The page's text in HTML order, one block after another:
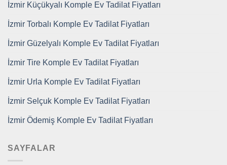
İzmir Küçükyalı Komple Ev Tadilat Fiyatları
İzmir Torbalı Komple Ev Tadilat Fiyatları
İzmir Güzelyalı Komple Ev Tadilat Fiyatları
İzmir Tire Komple Ev Tadilat Fiyatları
İzmir Urla Komple Ev Tadilat Fiyatları
İzmir Selçuk Komple Ev Tadilat Fiyatları
İzmir Ödemiş Komple Ev Tadilat Fiyatları
SAYFALAR